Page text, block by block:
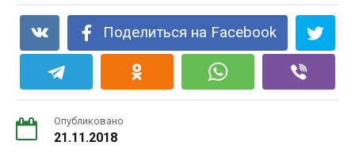
Поделиться на Facebook
Опубликовано
21.11.2018